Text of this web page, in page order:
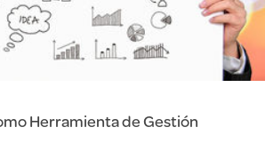
Herramienta de Gestión